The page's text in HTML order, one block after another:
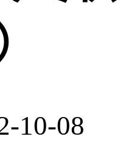
10-08